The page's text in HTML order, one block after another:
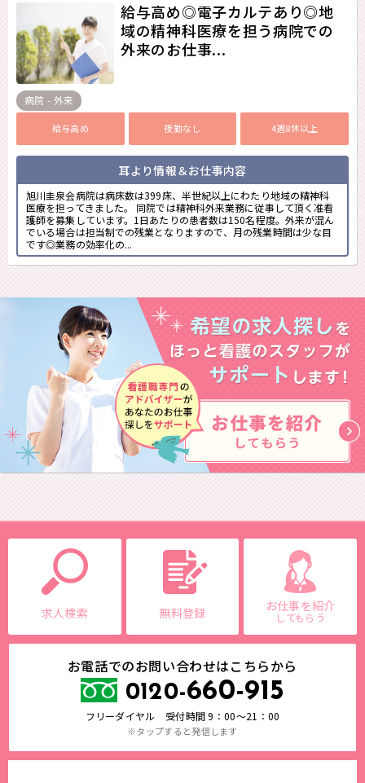
給与高め◎電子カルテあり◎地
域の精神科医療を担う病院での
外来のお仕事...
病院 - 外来
給与高め 夜勤なし 4週8休以上
耳より情報＆お仕事内容
旭川圭泉会病院は病床数は399床、半世紀以上にわたり地域の精神科
医療を担ってきました。 同院では精神科外来業務に従事して頂く准看
護師を募集しています。1日あたりの患者数は150名程度。外来が混ん
でいる場合は担当制での残業となりますので、月の残業時間は少な目
です◎業務の効率化の...
求人検索 無料登録 お仕事を紹介
してもらう
お電話でのお問い合わせはこちらから
0120-660-915
フリーダイヤル 受付時間 9：00～21：00
※タップすると発信します